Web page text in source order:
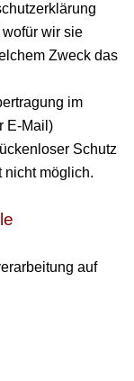
wir sie
Zweck das
im
E-Mail)
Schutz
nicht möglich.
auf